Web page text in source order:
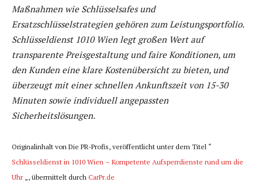
Maßnahmen wie Schlüsselsafes und
Ersatzschlüsselstrategien gehören zum Leistungsportfolio.
Schlüsseldienst 1010 Wien legt großen Wert auf
transparente Preisgestaltung und faire Konditionen, um
den Kunden eine klare Kostenübersicht zu bieten, und
überzeugt mit einer schnellen Ankunftszeit von 15-30
Minuten sowie individuell angepassten
Sicherheitslösungen.
Originalinhalt von Die PR-Profis, veröffentlicht unter dem Titel “
Schlüsseldienst in 1010 Wien – Kompetente Aufsperrdienste rund um die
Uhr„, übermittelt durch CarPr.de